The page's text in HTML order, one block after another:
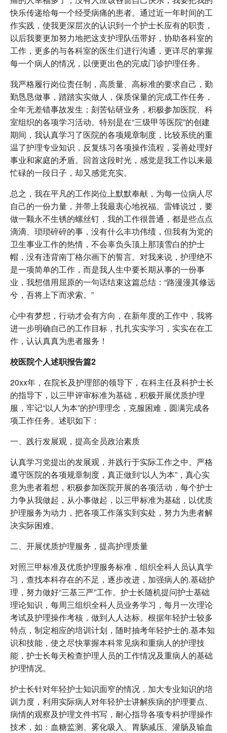
快乐传递给每一个经受病痛的患者。通过近一年时间的工
作实践，使我更深层次的认识到一个护士长应有的职责，
以后我要更加努力地把这支护理队伍带好，协助各科室的
工作，更多的与各科室的医生们进行沟通，更详尽的掌握
每一个病人的情况，以便更出色的完成门诊护理任务。
我严格履行岗位责任制，高质量、高标准的要求自己，勤
勤恳恳做事，踏踏实实做人，保质保量的完成工作任务，
全年无差错事故发生；刻苦钻研业务，积极参加医院、科
室组织的各项学习活动。特别是在“三级甲等医院”的创建
期间，我认真学习了医院的各项规章制度，比较系统的重
温了护理专业知识，反复练习各项操作流程，妥善处理好
事业和家庭的矛盾。回首这段时光，感觉是我工作以来最
忙碌的一段日子，却又感觉充实。
总之，我在平凡的工作岗位上默默奉献，为每一位病人尽
自己的一份力量，并带上我最衷心地祝福。雷锋说过，要
做一颗永不生锈的螺丝钉，我的工作很普通，都是些点点
滴滴、琐琐碎碎的事，没有什么丰功伟绩，但我有为党的
卫生事业工作的热情，不会辜负头顶上那顶雪白的护士
帽，没有违背南丁格尔画下的誓言。对我来说，护理绝不
是一项简单的工作，而是我人生中要长期从事的一份事
业，我想借用屈原的一句话结束这篇总结：“路漫漫其修远
兮，吾将上下而求索。”
心中有梦想，行动才会有方向，在新年度的工作中，我将
进一步明确自己的工作目标，扎扎实实学习，实实在在工
作，认认真真为患者服务！
校医院个人述职报告篇2
20xx年，在院长及护理部的领导下，在科主任及科护士长
的指导下，以三甲评审标准为基础，积极开展优质护理
服，牢记“以人为本”的护理理念，克服困难，圆满完成各
项工作任务。述职如下：
一、践行发展观，提高全员政治素质
认真学习党提出的发展观，并践行于实际工作之中。严格
遵守医院的各项规章制度，真正做到“以人为本”，真心实
意为患者着想，积极参加医院开展的各项活动，每个护士
力争从我做起，从小事做起，以三甲标准为基础，以优质
护理服务为动力，把各项工作落实到实处，努力为患者解
决实际困难。
二、开展优质护理服务，提高护理质量
对照三甲标准及优质护理服务标准，组织全科人员认真学
习，查找本科存在的不足，逐步改进，加强病人的.基础护
理，努力做好“三基三严”工作。护士长随机提问护士基础
理论知识，每周三组织全科人员业务学习，每月一次理论
考试及护理操作考核，做到人人达标。根据年轻护士较多
特点，制定相应的培训计划，随时抽考年轻护士的.基本知
识和技能，使之尽快掌握本科常见病和重病人的护理技
能，护士长每天检查护理人员的工作情况及重病人的基础
护理情况。
护士长针对年轻护士知识面窄的情况，加大专业知识的培
训力度，利用实际病人对年轻护士讲解疾病的护理要点、
病情的观察及护理文件书写，耐心指导各项专科护理操作
技术，如：血糖监测、雾化吸入、胃肠减压、灌肠及输血